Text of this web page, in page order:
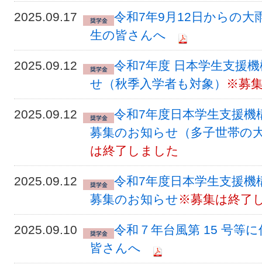
2025.09.17
令和7年9月12日からの大
生の皆さんへ
2025.09.12
令和7年度 日本学生支援
せ（秋季入学者も対象）
※募
2025.09.12
令和7年度日本学生支援機
募集のお知らせ（多子世帯の
は終了しました
2025.09.12
令和7年度日本学生支援機
募集のお知らせ ※募集は終了
2025.09.10
令和７年台風第 15 号等
皆さんへ